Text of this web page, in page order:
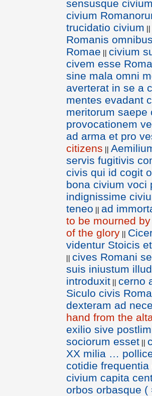
sensusque civium
civium
trucidatio civium ||
Romanis
Romae || civium
civem esse
sine mala omni
averterat in se a
mentes evadant
meritorum saepe
provocationem
ad arma et pro
citizens ||
servis fugitivis
civis qui id cogit
bona civium voci
indignissime
teneo || ad
to be mourned
of the glory ||
videntur Stoicis
|| cives Romani
suis iniustum
introduxit || cerno
Siculo civis
dexteram ad
hand from the
exilio sive
sociorum esset ||
XX milia …
cotidie
civium capita
orbos orbasque (